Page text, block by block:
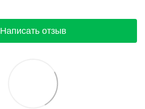
Написать отзыв